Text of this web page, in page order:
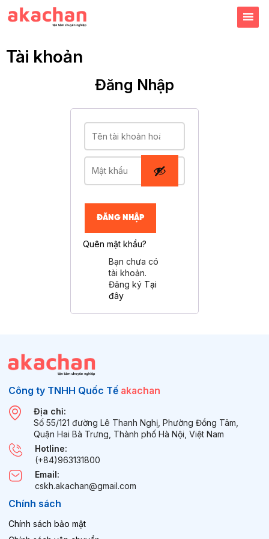
Tài khoản
Đăng Nhập
ĐĂNG NHẬP
Quên mật khẩu?
Bạn chưa có
tài khoản.
Đăng ký Tại
đây
Công ty TNHH Quốc Tế akachan
Địa chỉ:
Số 55/121 đường Lê Thanh Nghị, Phường Đồng Tâm,
Quận Hai Bà Trưng, Thành phố Hà Nội, Việt Nam
Hotline:
(+84)963131800
Email:
cskh.akachan@gmail.com
Chính sách
Chính sách bảo mật